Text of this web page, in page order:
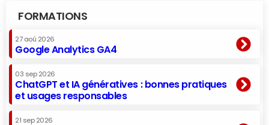
FORMATIONS
27 aoû 2026
Google Analytics GA4
03 sep 2026
ChatGPT et IA génératives : bonnes pratiques
et usages responsables
21 sep 2026